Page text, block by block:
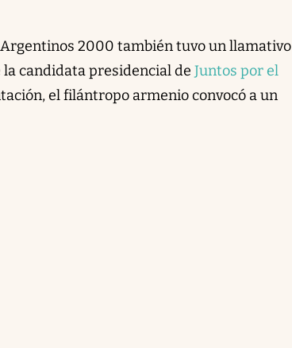
2000 también tuvo un llamativo
la candidata presidencial de Juntos por el
el filántropo armenio convocó a un